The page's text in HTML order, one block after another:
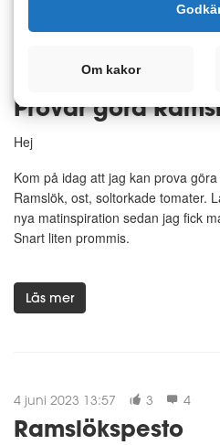
5 juni 2023 13:54
Provar göra
Hej
Kom på idag att jag kan prova
Ramslök, ost, soltorkade tomater.
nya matinspiration sedan jag fick
Snart liten prommis.
Läs mer
4 juni 2023 13:57 3 4
Ramslökspesto
Om kakor